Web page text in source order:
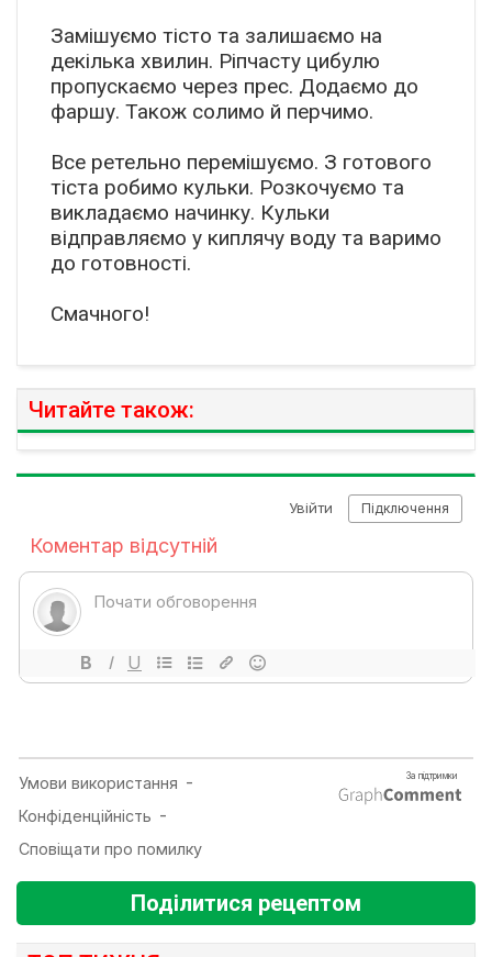
Замішуємо тісто та залишаємо на
декілька хвилин. Ріпчасту цибулю
пропускаємо через прес. Додаємо до
фаршу. Також солимо й перчимо.
Все ретельно перемішуємо. З готового
тіста робимо кульки. Розкочуємо та
викладаємо начинку. Кульки
відправляємо у киплячу воду та варимо
до готовності.
Смачного!
Читайте також:
Поділитися рецептом